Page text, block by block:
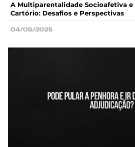
A Multiparentalidade Socioafetiva e
Cartório: Desafios e Perspectivas
04/06/2025